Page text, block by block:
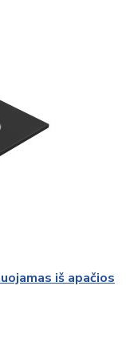
iš apačios